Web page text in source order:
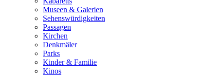
Museen & Galerien
Sehenswürdigkeiten
Passagen
Kirchen
Denkmäler
Parks
Kinder & Familie
Kinos